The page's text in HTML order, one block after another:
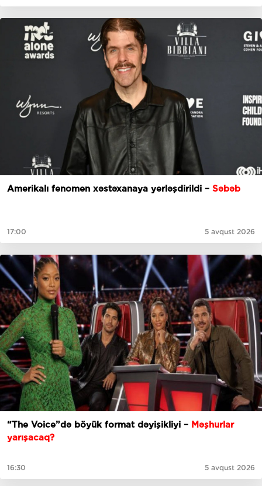
Amerikalı fenomen xəstəxanaya yerləşdirildi – Səbəb
17:00 5 avqust 2026
“The Voice”də böyük format dəyişikliyi – Məşhurlar
yarışacaq?
16:30 5 avqust 2026